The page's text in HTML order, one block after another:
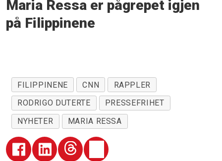
Maria Ressa er pågrepet igjen
på Filippinene
FILIPPINENE CNN
RAPPLER
RODRIGO DUTERTE
PRESSEFRIHET
NYHETER
MARIA RESSA